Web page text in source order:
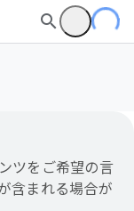
ツをご希望の言
含まれる場合が